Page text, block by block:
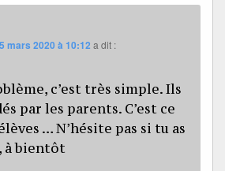
mars 2020 à 10:12 a dit :
c’est très simple. Ils
par les parents. C’est ce
… N’hésite pas si tu as
à bientôt